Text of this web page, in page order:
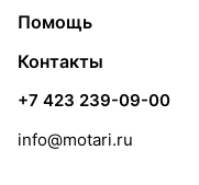
Помощь
Контакты
+7 423 239-09-00
info@motari.ru